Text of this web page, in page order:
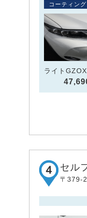
コーティング
ライトGZOX
セル
〒379-